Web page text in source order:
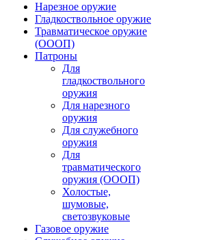
Нарезное оружие
Гладкоствольное оружие
Травматическое оружие
(ОООП)
Патроны
Для
гладкоствольного
оружия
Для нарезного
оружия
Для служебного
оружия
Для
травматического
оружия (ОООП)
Холостые,
шумовые,
светозвуковые
Газовое оружие